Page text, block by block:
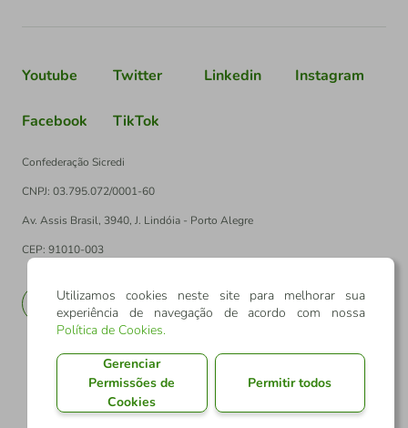
Youtube Twitter Linkedin Instagram
Facebook TikTok
Confederação Sicredi
CNPJ: 03.795.072/0001-60
Av. Assis Brasil, 3940, J. Lindóia - Porto Alegre
CEP: 91010-003
EN
Utilizamos cookies neste site para melhorar sua
experiência de navegação de acordo com nossa
Política de Cookies.
Gerenciar
Permissões de
Cookies
Permitir todos